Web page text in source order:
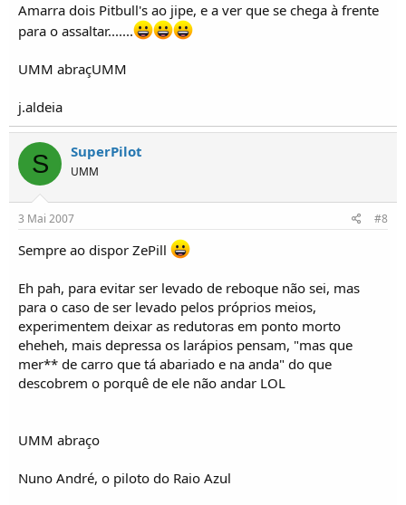
Amarra dois Pitbull's ao jipe, e a ver que se chega à frente
para o assaltar.......
UMM abraçUMM
j.aldeia
S SuperPilot
UMM
3 Mai 2007 #8
Sempre ao dispor ZePill
Eh pah, para evitar ser levado de reboque não sei, mas
para o caso de ser levado pelos próprios meios,
experimentem deixar as redutoras em ponto morto
eheheh, mais depressa os larápios pensam, "mas que
mer** de carro que tá abariado e na anda" do que
descobrem o porquê de ele não andar LOL
UMM abraço
Nuno André, o piloto do Raio Azul